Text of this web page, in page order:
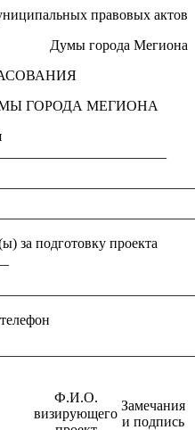
правовых актов
Думы города Мегиона
ГОРОДА МЕГИОНА
за подготовку проекта
Ф.И.О.
визирующего
Замечания
и подпись